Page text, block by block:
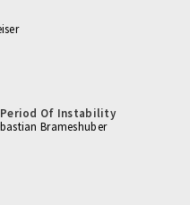
Period Of Instability
Brameshuber